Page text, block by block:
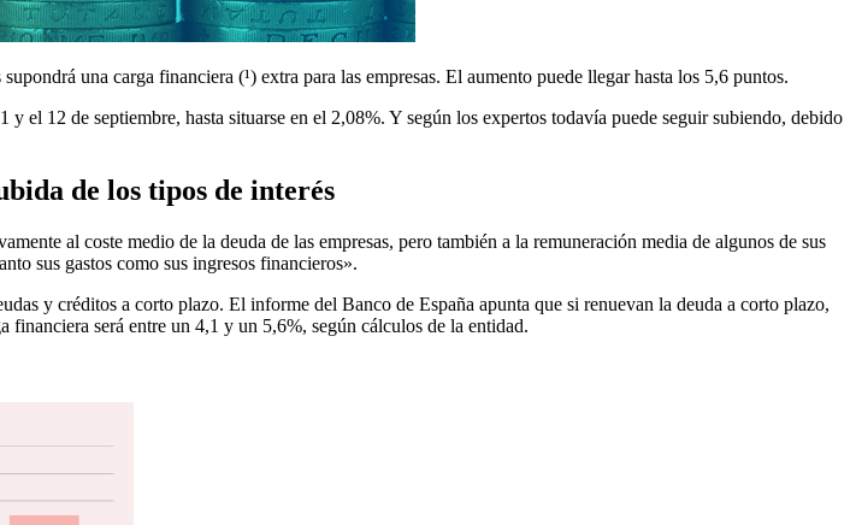
una carga financiera (¹) extra para las empresas. El aumento puede llegar hasta los 5,6 puntos.
el 12 de septiembre, hasta situarse en el 2,08%. Y según los expertos todavía puede seguir subiendo, debido
de los tipos de interés
al coste medio de la deuda de las empresas, pero también a la remuneración media de algunos de sus
sus gastos como sus ingresos financieros».
y créditos a corto plazo. El informe del Banco de España apunta que si renuevan la deuda a corto plazo,
financiera será entre un 4,1 y un 5,6%, según cálculos de la entidad.